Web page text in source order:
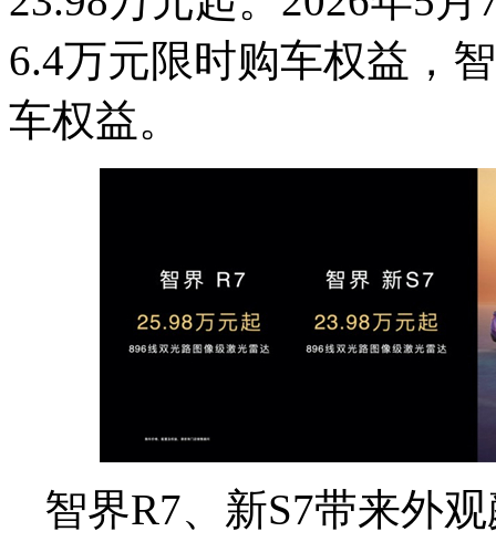
6.4万元限时购车权益，
车权益。
智界R7、新S7带来外